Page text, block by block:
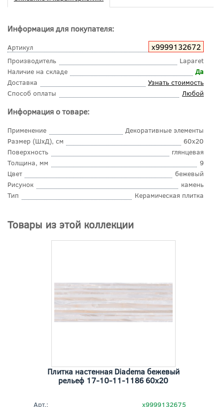
Информация для покупателя:
Артикул х9999132672
Производитель
Laparet
Наличие на складе
Да
Доставка
Узнать стоимость
Способ оплаты
Любой
Информация о товаре:
Применение
Декоративные элементы
Размер (ШхД), см
60x20
Поверхность
глянцевая
Толщина, мм
9
Цвет
бежевый
Рисунок
камень
Тип
Керамическая плитка
Товары из этой коллекции
Плитка настенная Diadema бежевый
рельеф 17-10-11-1186 60x20
Арт.:
х9999132675